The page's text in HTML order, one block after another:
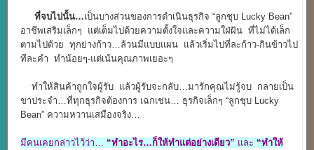
ที่จบไปนั้น…เป็นบางส่วนของการดำเนินธุรกิจ “ลูกชุบ Lucky Bean”
อาชีพเสริมเล็กๆ แต่เต็มไปด้วยความตั้งใจและความใฝ่ฝัน ที่ไม่ได้เล็ก
ตามไปด้วย ทุกย่างก้าว…ล้วนมีแบบแผน แล้วเริ่มไปที่ละก้าว-กินข้าวไป
ทีละคำ ทำน้อยๆ-แต่เน้นคุณภาพเยอะๆ
ทำให้สินค้าถูกใจผู้รับ แล้วผู้รับจะกลับ…มารักคุณไม่รู้จบ กลายเป็น
ขาประจำ…ที่ทุกธุรกิจต้องการ เฉกเช่น… ธุรกิจเล็กๆ “ลูกชุบ Lucky
Bean” ความหวานเสมืองจริง…
มีคนเคยกล่าวไว้ว่า… “ทำอะไร…ก็ให้ทำแต่อย่างเดียว” และ “ทำให้